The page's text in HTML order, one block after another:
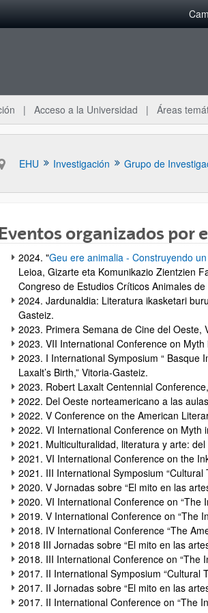
Acceso a la Universidad Áreas
EHU Investigación Grupo de
subpáginas
subpáginas
subpáginas
Eventos organizados por
2024. "Geu ere animalia - Construyendo
Leioa, Gizarte eta Komunikazio Zientzien
Congreso de Estudios Críticos Animales
2024. Jardunaldia: Literatura ikasketari
Gasteiz.
2023. Primera Semana de Cine del Oeste,
2023. VII International Conference on
2023. I International Symposium “
Laxalt’s Birth,” Vitoria-Gasteiz.
2023. Robert Laxalt Centennial
2022. Del Oeste norteamericano a las
2022. V Conference on the American
2022. VI International Conference on Myth
2021. Multiculturalidad, literatura y arte:
2021. VI International Conference on the
2021. III International Symposium
2020. V Jornadas sobre “El mito en las
2020. VI International Conference on “The
2019. V International Conference on “The
2018. IV International Conference “The
2018 III Jornadas sobre “El mito en las
2018. III International Conference on “The
2017. II International Symposium “Cultural
2017. II Jornadas sobre “El mito en las
2017. II International Conference on “The